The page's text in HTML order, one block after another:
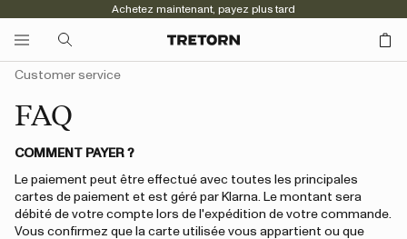
Achetez maintenant, payez plus tard
Customer service
FAQ
COMMENT PAYER ?
Le paiement peut être effectué avec toutes les principales
cartes de paiement et est géré par Klarna. Le montant sera
débité de votre compte lors de l'expédition de votre commande.
Vous confirmez que la carte utilisée vous appartient ou que